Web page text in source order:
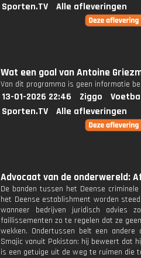
Sporten.TV
Alle afleveringen
Wat een goal van Antoine
Van dit programma is geen informatie
13-01-2026 22:46 Ziggo
Sporten.TV
Alle afleveringen
Advocaat van de onderwereld:
De banden tussen het Deense
het Deense establishment worden
wanneer bedrijven juridisch advies
faillissementen zo te regelen dat ze
wekken. Ondertussen belt een andere
Smajic vanuit Pakistan: hij beweert dat
is een getuige uit de weg te ruimen die